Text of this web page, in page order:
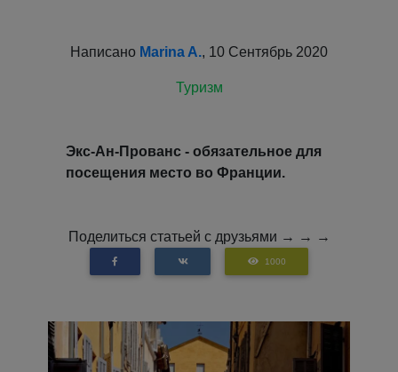
Написано Marina A., 10 Сентябрь 2020
Туризм
Экс-Ан-Прованс - обязательное для
посещения место во Франции.
Поделиться статьей с друзьями → → →
1000